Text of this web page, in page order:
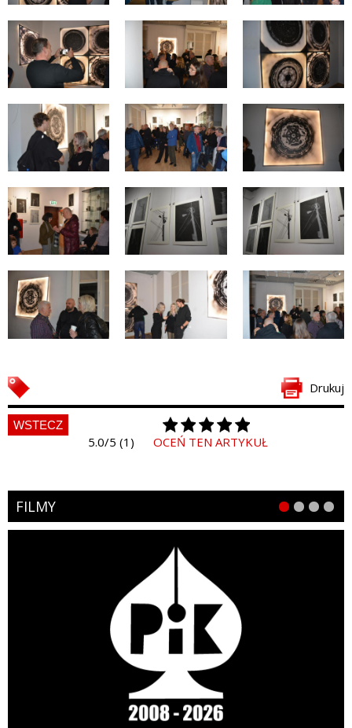
Drukuj
WSTECZ
5.0/5 (1) OCEŃ TEN ARTYKUŁ
FILMY